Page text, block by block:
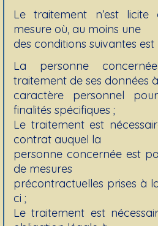
Le traitement n’est
mesure où, au moins une
des conditions suivantes est
La personne
traitement de ses données à
caractère personnel
finalités spécifiques ;
Le traitement est
contrat auquel la
personne concernée est
de mesures
précontractuelles prises à
ci ;
Le traitement est